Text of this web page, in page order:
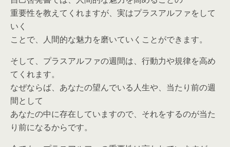
重要性を教えてくれますが、実はプラスアルファをして
いく
ことで、人間的な魅力を磨いていくことができます。
そして、プラスアルファの週間は、行動力や規律を高め
てくれます。
なぜならば、あなたの望んでいる人生や、当たり前の週
間として
あなたの中に存在していますので、それをするのが当た
り前になるからです。